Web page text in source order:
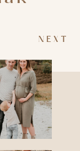
NEXT